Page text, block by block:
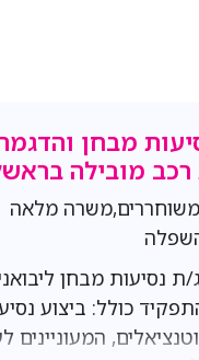
מבחן
רכב מובילה
משוחררים,משרה מלאה
ת נסיעות מבחן
כולל: ביצוע
המעוניינים